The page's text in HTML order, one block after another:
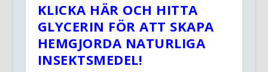
KLICKA HÄR OCH HITTA
GLYCERIN FÖR ATT SKAPA
HEMGJORDA NATURLIGA
INSEKTSMEDEL!